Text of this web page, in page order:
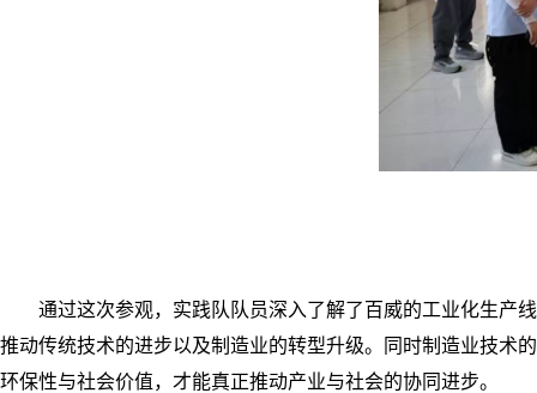
通过这次参观，实践队队员深入了解了百威的工业化生产
推动传统技术的进步以及制造业的转型升级。同时制造业技术
环保性与社会价值，才能真正推动产业与社会的协同进步。